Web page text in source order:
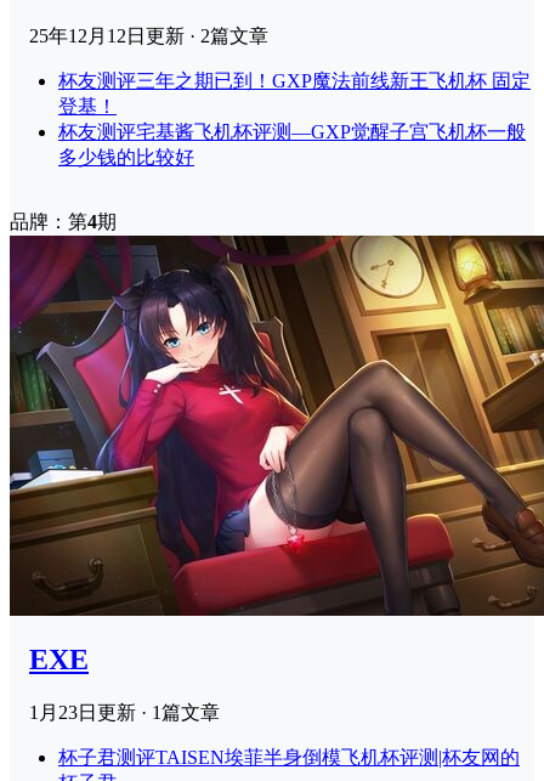
25年12月12日 更新 · 2篇文章
杯友测评三年之期已到！GXP魔法前线新王飞机杯 固定
登基！
杯友测评宅基酱飞机杯评测—GXP觉醒子宫飞机杯一般
多少钱的比较好
品牌：第4期
EXE
1月23日 更新 · 1篇文章
杯子君测评TAISEN埃菲半身倒模飞机杯评测|杯友网的